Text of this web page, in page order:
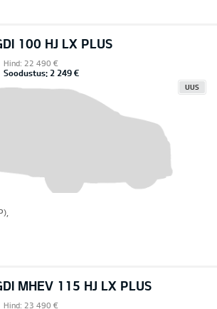
100 HJ LX PLUS
Hind: 22 490 €
Soodustus: 2 249 €
UUS
MHEV 115 HJ LX PLUS
Hind: 23 490 €